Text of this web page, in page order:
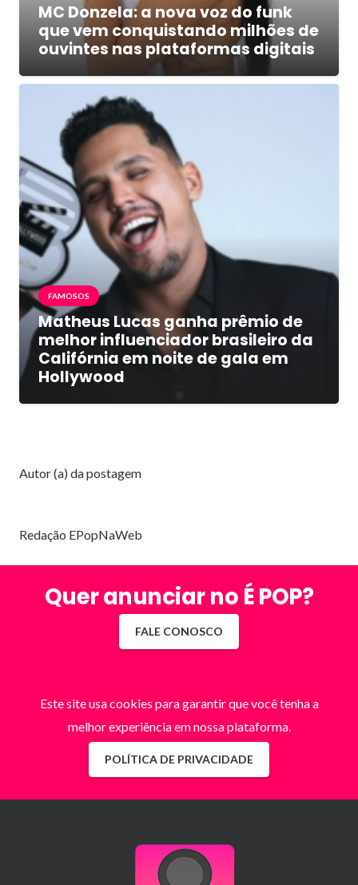
MC Donzela: a nova voz do funk
que vem conquistando milhões de
ouvintes nas plataformas digitais
FAMOSOS
Matheus Lucas ganha prêmio de
melhor influenciador brasileiro da
Califórnia em noite de gala em
Hollywood
Autor (a) da postagem
Redação EPopNaWeb
Quer anunciar no É POP?
FALE CONOSCO
Este site usa cookies para garantir que você tenha a
melhor experiência em nossa plataforma.
POLÍTICA DE PRIVACIDADE